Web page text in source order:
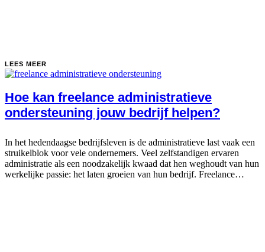
LEES MEER
Hoe kan freelance administratieve
ondersteuning jouw bedrijf helpen?
In het hedendaagse bedrijfsleven is de administratieve last vaak een
struikelblok voor vele ondernemers. Veel zelfstandigen ervaren
administratie als een noodzakelijk kwaad dat hen weghoudt van hun
werkelijke passie: het laten groeien van hun bedrijf. Freelance